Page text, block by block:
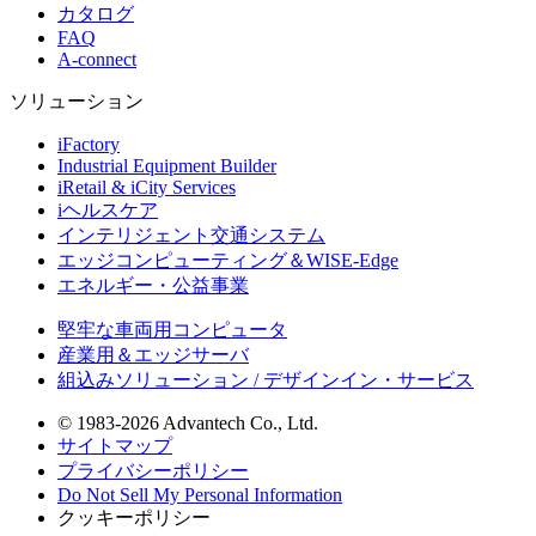
カタログ
FAQ
A-connect
ソリューション
iFactory
Industrial Equipment Builder
iRetail & iCity Services
iヘルスケア
インテリジェント交通システム
エッジコンピューティング＆WISE-Edge
エネルギー・公益事業
堅牢な車両用コンピュータ
産業用＆エッジサーバ
組込みソリューション / デザインイン・サービス
© 1983-2026 Advantech Co., Ltd.
サイトマップ
プライバシーポリシー
Do Not Sell My Personal Information
クッキーポリシー